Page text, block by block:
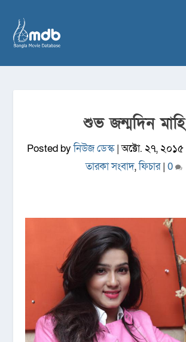
শুভ জন্মদিন মাহি
Posted byনিউজ ডেস্ক|অক্টো. ২৭, ২০১৫
তারকা সংবাদ,ফিচার| 0